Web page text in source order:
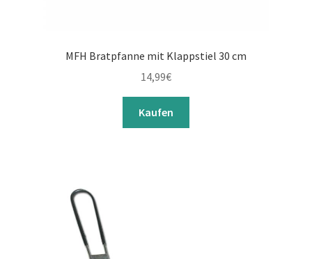
MFH Bratpfanne mit Klappstiel 30 cm
14,99€
Kaufen